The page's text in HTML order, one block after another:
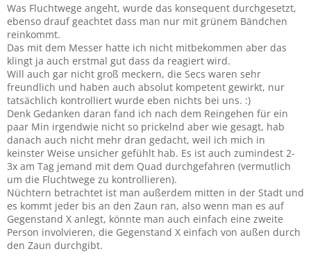
Was Fluchtwege angeht, wurde das konsequent durchgesetzt,
ebenso drauf geachtet dass man nur mit grünem Bändchen
reinkommt.
Das mit dem Messer hatte ich nicht mitbekommen aber das
klingt ja auch erstmal gut dass da reagiert wird.
Will auch gar nicht groß meckern, die Secs waren sehr
freundlich und haben auch absolut kompetent gewirkt, nur
tatsächlich kontrolliert wurde eben nichts bei uns. :)
Denk Gedanken daran fand ich nach dem Reingehen für ein
paar Min irgendwie nicht so prickelnd aber wie gesagt, hab
danach auch nicht mehr dran gedacht, weil ich mich in
keinster Weise unsicher gefühlt hab. Es ist auch zumindest 2-
3x am Tag jemand mit dem Quad durchgefahren (vermutlich
um die Fluchtwege zu kontrollieren).
Nüchtern betrachtet ist man außerdem mitten in der Stadt und
es kommt jeder bis an den Zaun ran, also wenn man es auf
Gegenstand X anlegt, könnte man auch einfach eine zweite
Person involvieren, die Gegenstand X einfach von außen durch
den Zaun durchgibt.